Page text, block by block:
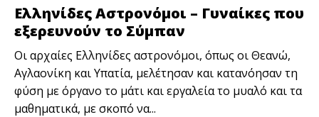
Ελληνίδες Αστρονόμοι – Γυναίκες που
εξερευνούν το Σύμπαν
Οι αρχαίες Ελληνίδες αστρονόμοι, όπως οι Θεανώ,
Αγλαονίκη και Υπατία, μελέτησαν και κατανόησαν τη
φύση με όργανο το μάτι και εργαλεία το μυαλό και τα
μαθηματικά, με σκοπό να...